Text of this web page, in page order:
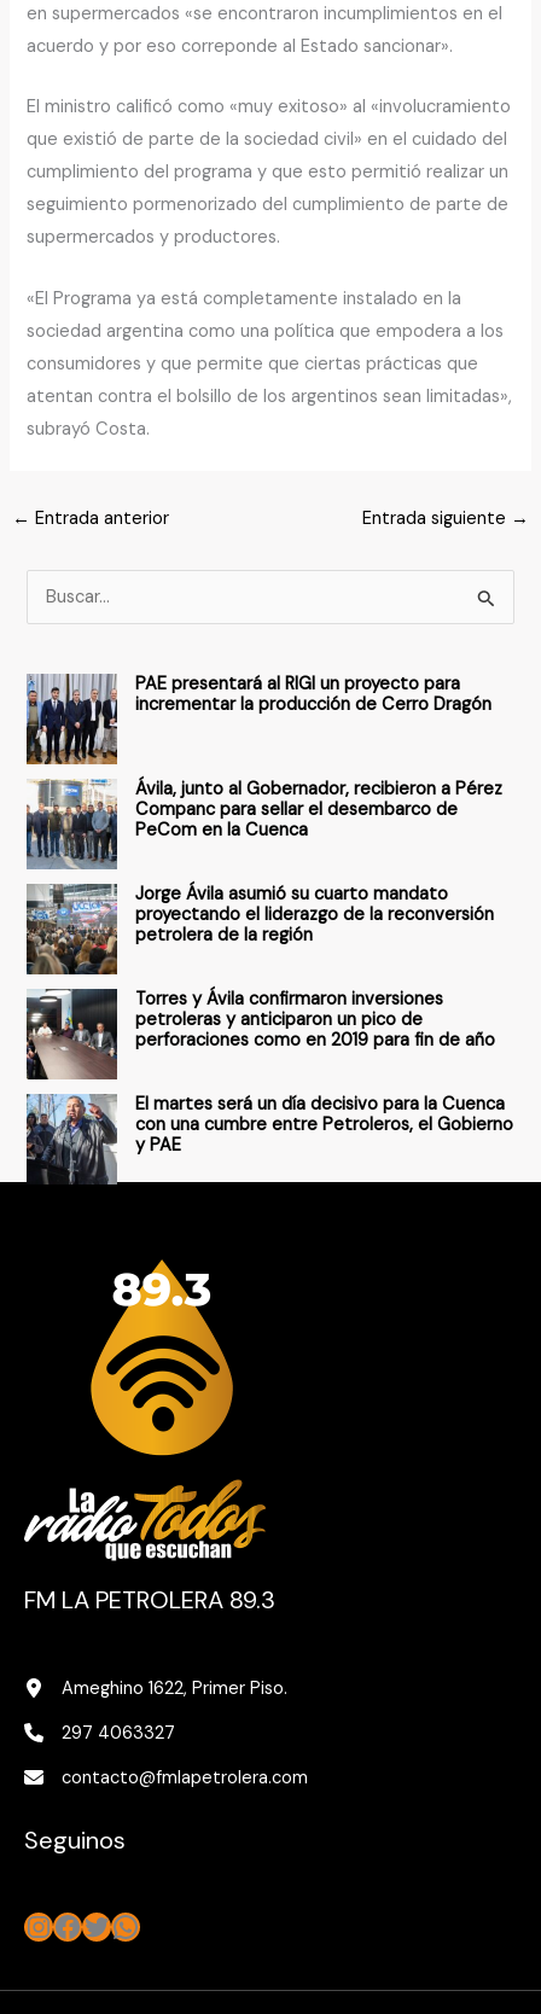
en supermercados «se encontraron incumplimientos en el
acuerdo y por eso correponde al Estado sancionar».
El ministro calificó como «muy exitoso» al «involucramiento
que existió de parte de la sociedad civil» en el cuidado del
cumplimiento del programa y que esto permitió realizar un
seguimiento pormenorizado del cumplimiento de parte de
supermercados y productores.
«El Programa ya está completamente instalado en la
sociedad argentina como una política que empodera a los
consumidores y que permite que ciertas prácticas que
atentan contra el bolsillo de los argentinos sean limitadas»,
subrayó Costa.
← Entrada anterior Entrada siguiente →
u
c
a
r
o
r
:
PAE presentará al RIGI un proyecto para
incrementar la producción de Cerro Dragón
Ávila, junto al Gobernador, recibieron a Pérez
Companc para sellar el desembarco de
PeCom en la Cuenca
Jorge Ávila asumió su cuarto mandato
proyectando el liderazgo de la reconversión
petrolera de la región
Torres y Ávila confirmaron inversiones
petroleras y anticiparon un pico de
perforaciones como en 2019 para fin de año
El martes será un día decisivo para la Cuenca
con una cumbre entre Petroleros, el Gobierno
y PAE
FM LA PETROLERA 89.3
Ameghino 1622, Primer Piso.
297 4063327
contacto@fmlapetrolera.com
Seguinos
Instagram
Facebook
Twitter
WhatsApp